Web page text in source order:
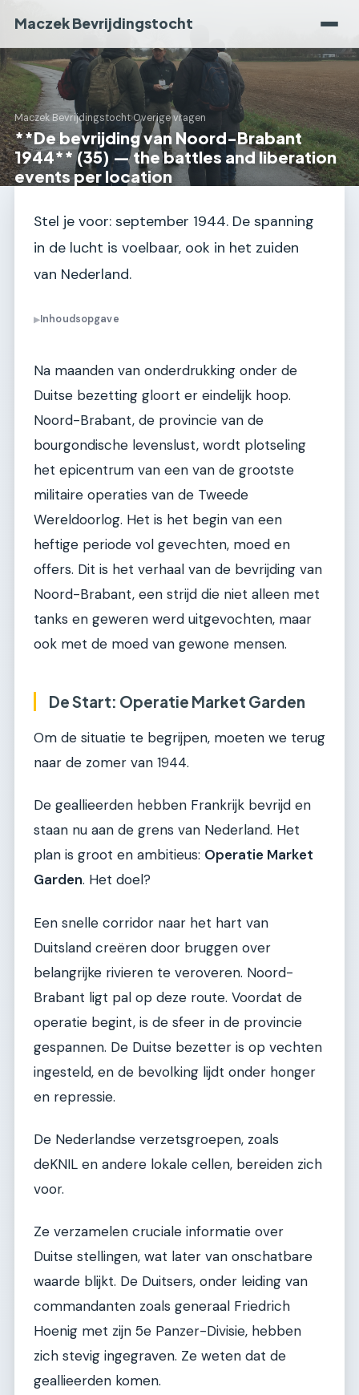
Maczek Bevrijdingstocht
Maczek Bevrijdingstocht›Overige vragen
**De bevrijding van Noord-Brabant
1944** (35) — the battles and liberation
events per location
Stel je voor: september 1944. De spanning
in de lucht is voelbaar, ook in het zuiden
van Nederland.
▶Inhoudsopgave
Na maanden van onderdrukking onder de
Duitse bezetting gloort er eindelijk hoop.
Noord-Brabant, de provincie van de
bourgondische levenslust, wordt plotseling
het epicentrum van een van de grootste
militaire operaties van de Tweede
Wereldoorlog. Het is het begin van een
heftige periode vol gevechten, moed en
offers. Dit is het verhaal van de bevrijding van
Noord-Brabant, een strijd die niet alleen met
tanks en geweren werd uitgevochten, maar
ook met de moed van gewone mensen.
De Start: Operatie Market Garden
Om de situatie te begrijpen, moeten we terug
naar de zomer van 1944.
De geallieerden hebben Frankrijk bevrijd en
staan nu aan de grens van Nederland. Het
plan is groot en ambitieus: Operatie Market
Garden. Het doel?
Een snelle corridor naar het hart van
Duitsland creëren door bruggen over
belangrijke rivieren te veroveren. Noord-
Brabant ligt pal op deze route. Voordat de
operatie begint, is de sfeer in de provincie
gespannen. De Duitse bezetter is op vechten
ingesteld, en de bevolking lijdt onder honger
en repressie.
De Nederlandse verzetsgroepen, zoals
deKNIL en andere lokale cellen, bereiden zich
voor.
Ze verzamelen cruciale informatie over
Duitse stellingen, wat later van onschatbare
waarde blijkt. De Duitsers, onder leiding van
commandanten zoals generaal Friedrich
Hoenig met zijn 5e Panzer-Divisie, hebben
zich stevig ingegraven. Ze weten dat de
geallieerden komen.